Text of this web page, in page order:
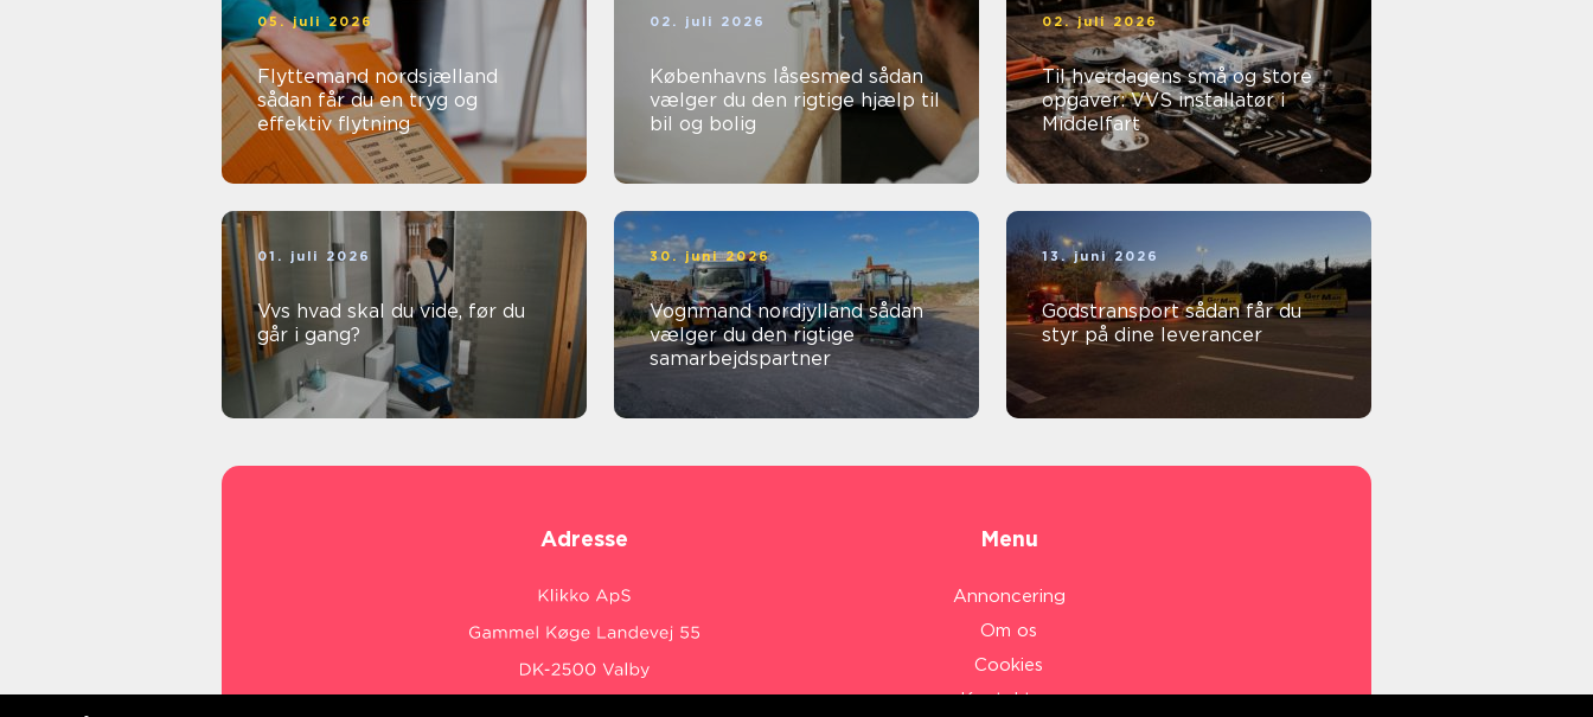
05. juli 2026
Flyttemand nordsjælland
sådan får du en tryg og
effektiv flytning
02. juli 2026
Københavns låsesmed sådan
vælger du den rigtige hjælp til
bil og bolig
02. juli 2026
Til hverdagens små og store
opgaver: VVS installatør i
Middelfart
01. juli 2026
Vvs hvad skal du vide, før du
går i gang?
30. juni 2026
Vognmand nordjylland sådan
vælger du den rigtige
samarbejdspartner
13. juni 2026
Godstransport sådan får du
styr på dine leverancer
Adresse Menu
Annoncering
Om os
Cookies
Kontakt os